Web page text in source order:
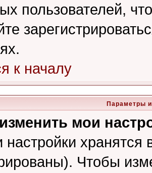
пользователей,
к началу
Параметры
мои
Чтобы